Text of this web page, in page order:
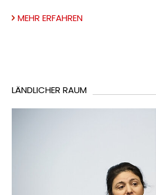
MEHR ERFAHREN
LÄNDLICHER RAUM